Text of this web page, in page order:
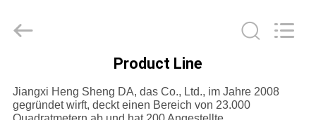
Parts
Co.,Ltd.
Product Line
Jiangxi Heng Sheng DA, das Co., Ltd., im Jahre 2008
gegründet wirft, deckt einen Bereich von 23.000